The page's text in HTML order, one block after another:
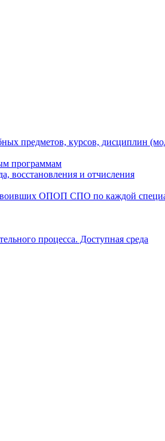
предметов, курсов, дисциплин
программам
восстановления и отчисления
ОПОП СПО по каждой
процесса. Доступная среда